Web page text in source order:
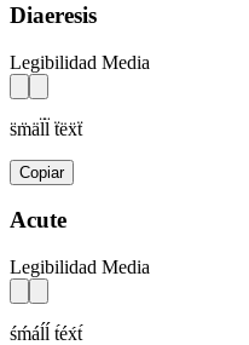
Diaeresis
Legibilidad Media
s̈m̈äl̈l̈ ẗëẍẗ
Copiar
Acute
Legibilidad Media
śḿáĺĺ t́éx́t́